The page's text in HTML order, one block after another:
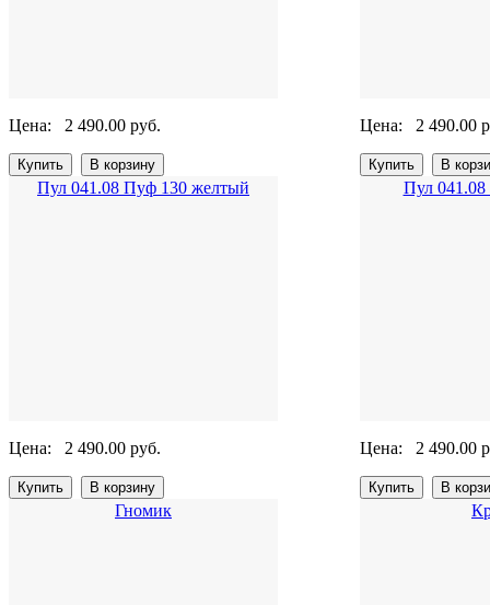
Цена: 2 490.00 руб. Цена: 2 490.00
Пул 041.08 Пуф 130 желтый
Цена: 2 490.00 руб.
Пул
Цена: 2 490.00
Гномик